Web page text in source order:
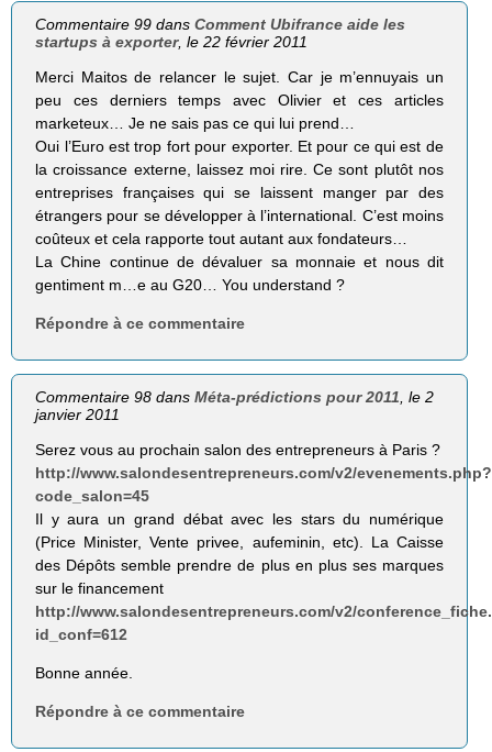
Commentaire 99 dansComment Ubifrance aide les
startups à exporter, le 22 février 2011
Merci Maitos de relancer le sujet. Car je m’ennuyais un
peu ces derniers temps avec Olivier et ces articles
marketeux… Je ne sais pas ce qui lui prend…
Oui l’Euro est trop fort pour exporter. Et pour ce qui est de
la croissance externe, laissez moi rire. Ce sont plutôt nos
entreprises françaises qui se laissent manger par des
étrangers pour se développer à l’international. C’est moins
coûteux et cela rapporte tout autant aux fondateurs…
La Chine continue de dévaluer sa monnaie et nous dit
gentiment m…e au G20… You understand ?
Répondre à ce commentaire
Commentaire 98 dansMéta-prédictions pour 2011 , le 2
janvier 2011
Serez vous au prochain salon des entrepreneurs à Paris ?
http://www.salondesentrepreneurs.com/v2/evenements.php?
code_salon=45
Il y aura un grand débat avec les stars du numérique
(Price Minister, Vente privee, aufeminin, etc). La Caisse
des Dépôts semble prendre de plus en plus ses marques
sur le financement
http://www.salondesentrepreneurs.com/v2/
id_conf=612
Bonne année.
Répondre à ce commentaire